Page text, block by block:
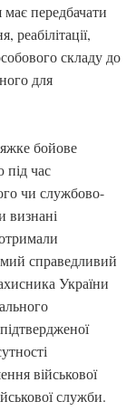
передбачати
реабілітації,
складу до
для
бойове
під час
чи службово-
визнані
справедливий
України
військової
служби.